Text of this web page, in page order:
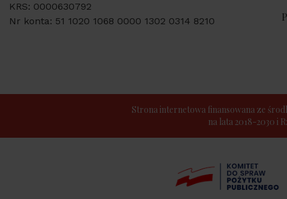
KRS: 0000630792
Nr konta: 51 1020 1068 0000 1302 0314 8210
Strona internetowa finansowana ze
na lata 2018-2030 i